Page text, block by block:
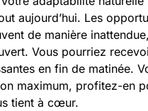
aujourd’hui. Les
de manière
Vous pourriez
en fin de matinée.
maximum, profitez-en
tient à cœur.